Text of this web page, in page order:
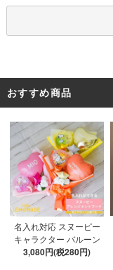
おすすめ商品
名入れ対応 スヌーピー
キャラクター バルーン
ブーケ 選べる7種 【膨ら
3,080円(税280円)